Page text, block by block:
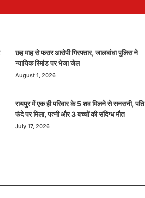
छह माह से फरार आरोपी गिरफ्तार, जालबांधा पुलिस ने
न्यायिक रिमांड पर भेजा जेल
August 1, 2026
रायपुर में एक ही परिवार के 5 शव मिलने से सनसनी, पति
फंदे पर मिला, पत्नी और 3 बच्चों की संदिग्ध मौत
July 17, 2026